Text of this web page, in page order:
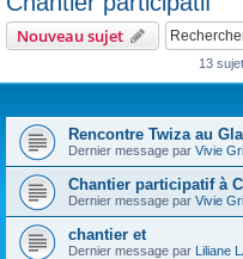
Nouveau sujet
13
Rencontre Twiza au
Dernier message par Vivie
Chantier participatif à
Dernier message par Vivie
chantier et
Dernier message par Liliane